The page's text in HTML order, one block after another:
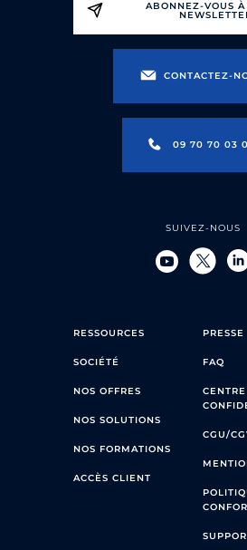
ABONNEZ-VOUS À
CONTACTEZ-
09 70 70 03
SUIVEZ-NOUS
RESSOURCES
SOCIÉTÉ
NOS OFFRES
NOS SOLUTIONS
NOS FORMATIONS
ACCÈS CLIENT
PRESSE
FAQ
CGU/